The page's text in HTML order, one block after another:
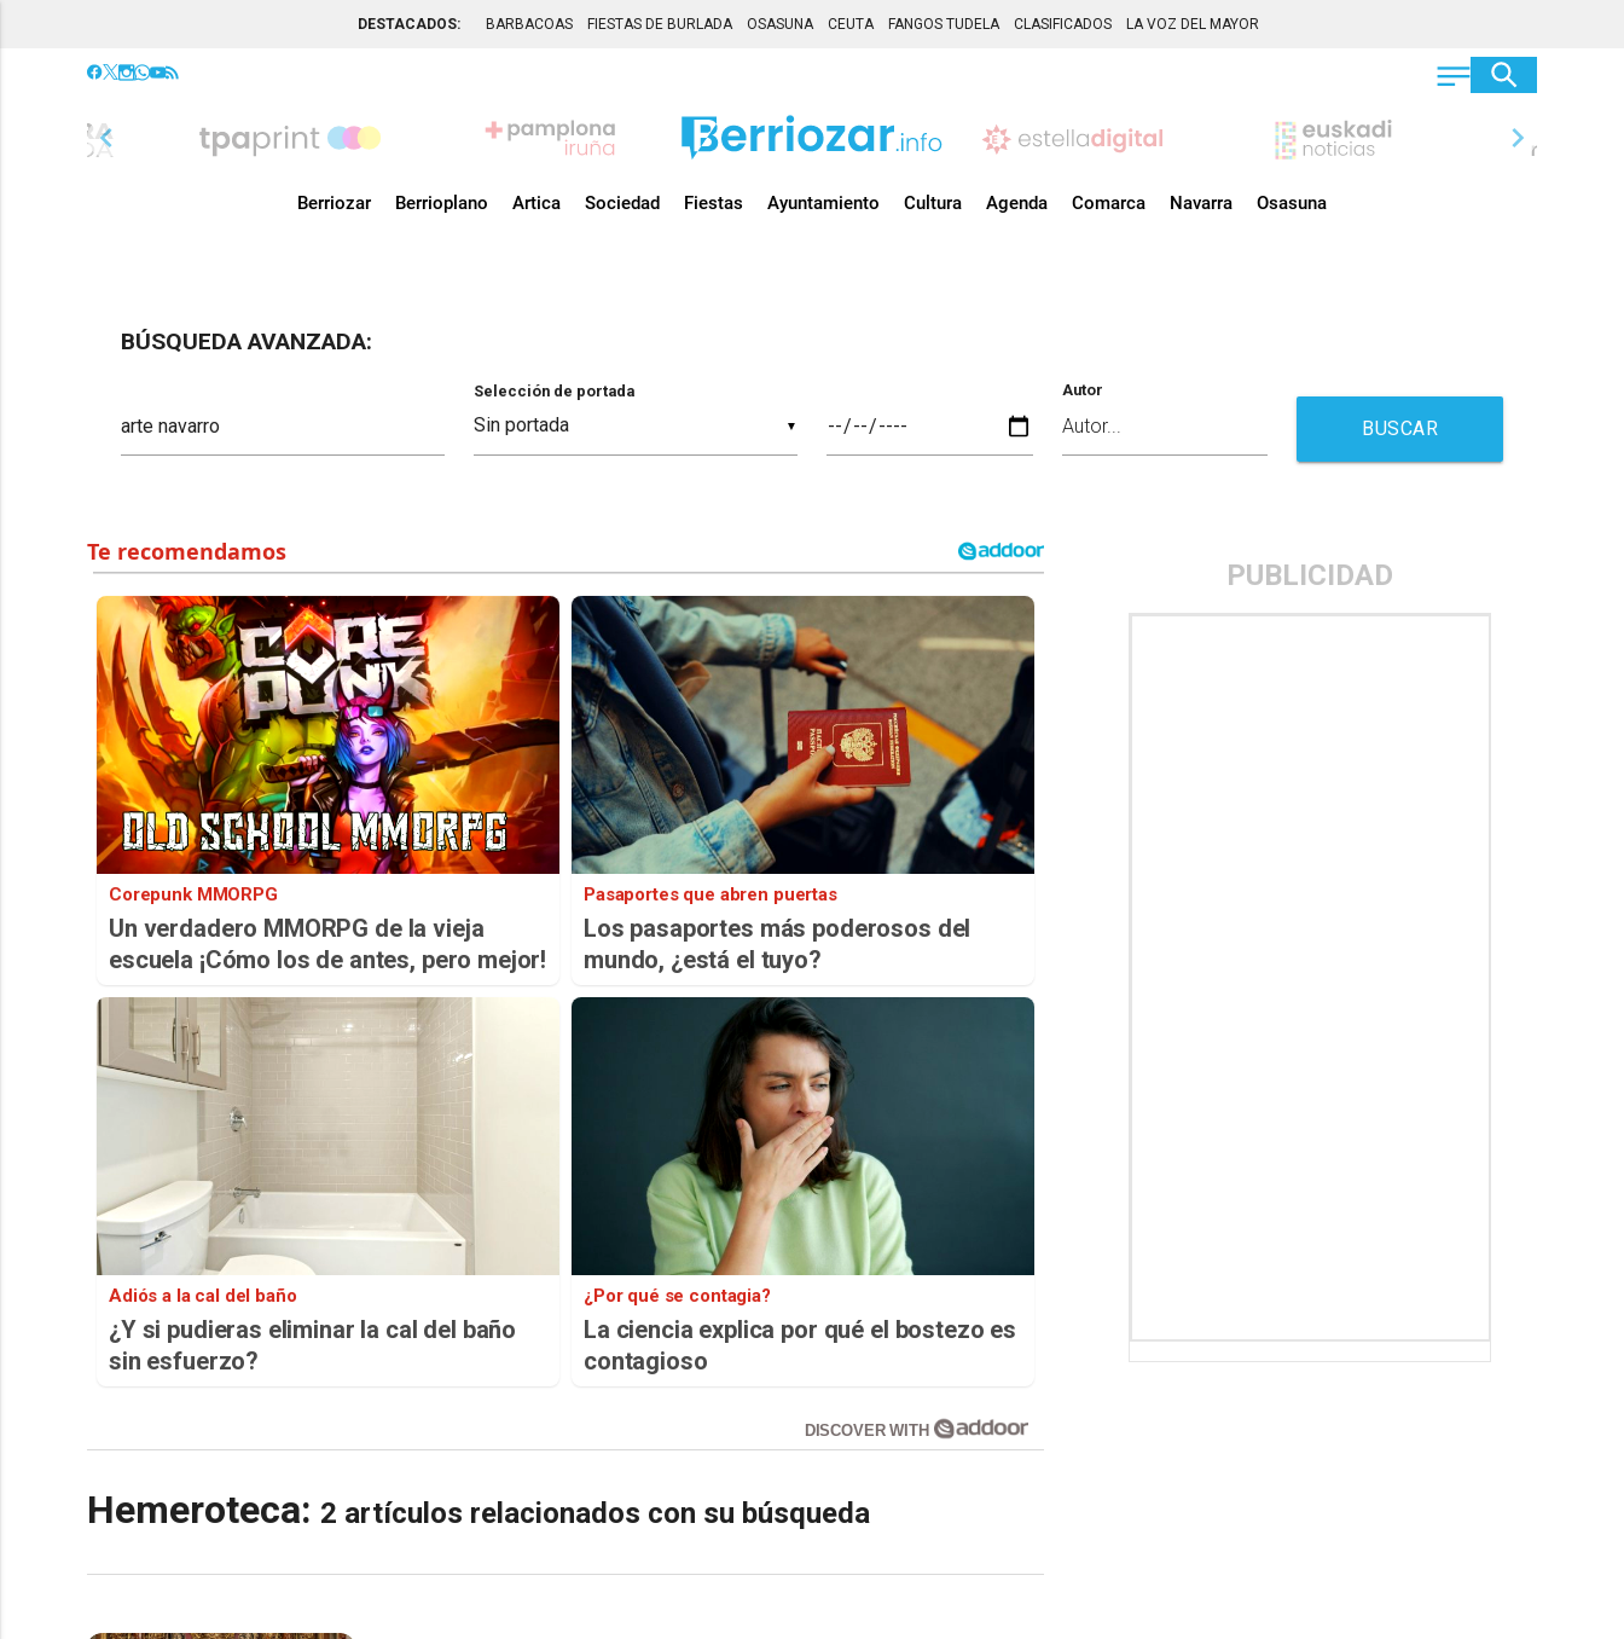
DESTACADOS: BARBACOAS FIESTAS DE BURLADA OSASUNA CEUTA FANGOS TUDELA CLASIFICADOS LA VOZ DEL MAYOR
chevron_left chevron_right
Berriozar Berrioplano Artica Sociedad Fiestas Ayuntamiento Cultura Agenda Comarca Navarra Osasuna
BÚSQUEDA AVANZADA:
▼
Selección de portada Autor
BUSCAR
Corepunk MMORPG
Un verdadero MMORPG de la vieja
escuela ¡Cómo los de antes, pero mejor!
Pasaportes que abren puertas
Los pasaportes más poderosos del
mundo, ¿está el tuyo?
Adiós a la cal del baño
¿Y si pudieras eliminar la cal del baño
sin esfuerzo?
¿Por qué se contagia?
La ciencia explica por qué el bostezo es
contagioso
DISCOVER WITH
Hemeroteca: 2 artículos relacionados con su búsqueda
PUBLICIDAD